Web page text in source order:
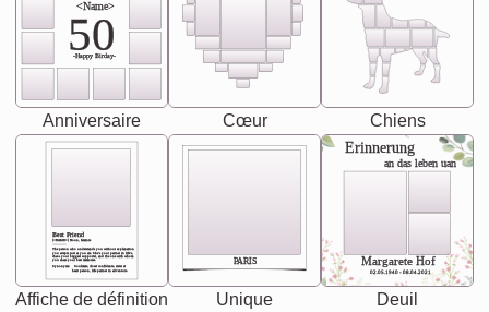
<Name>
50
-Happy Birday-
Anniversaire Cœur Chiens
Best Friend
[<NAME>] Noun, feminie
Synonyms: Soulmate, closet confidante, sister at
heart person, life partner in adventure.
The person who understands you without explanation
you accepts just as you are. She's your partner in life's,
chaos your biggest supporter, and the one with whom
you share your best memories.
Affiche de définition
PARIS
Unique
Erinnerung
an das leben uan
Margarete Hof
02.05.1940 - 08.04.2021
Deuil